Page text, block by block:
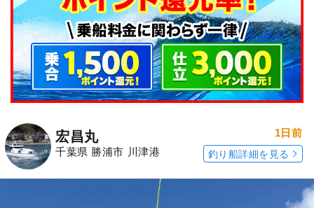
宏昌丸
千葉県 勝浦市 川津港
1日前
釣り船詳細を見る